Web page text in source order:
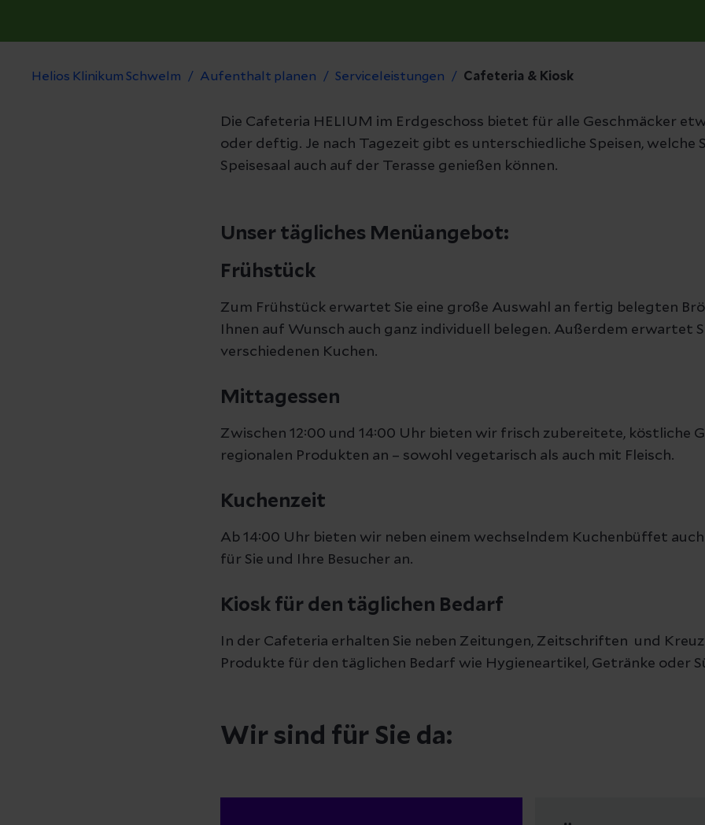
Helios Klinikum Schwelm Aufenthalt planen Serviceleistungen Cafeteria & Kiosk
Die Cafeteria HELIUM im Erdgeschoss bietet für alle Geschmäcker
oder deftig. Je nach Tagezeit gibt es unterschiedliche Speisen, welche
Speisesaal auch auf der Terasse genießen können.
Unser tägliches Menüangebot:
Frühstück
Zum Frühstück erwartet Sie eine große Auswahl an fertig belegten
Ihnen auf Wunsch auch ganz individuell belegen. Außerdem erwartet
verschiedenen Kuchen.
Mittagessen
Zwischen 12:00 und 14:00 Uhr bieten wir frisch zubereitete, köstliche
regionalen Produkten an – sowohl vegetarisch als auch mit Fleisch.
Kuchenzeit
Ab 14:00 Uhr bieten wir neben einem wechselndem Kuchenbüffet
für Sie und Ihre Besucher an.
Kiosk für den täglichen Bedarf
In der Cafeteria erhalten Sie neben Zeitungen, Zeitschriften und
Produkte für den täglichen Bedarf wie Hygieneartikel, Getränke oder
Wir sind für Sie da: